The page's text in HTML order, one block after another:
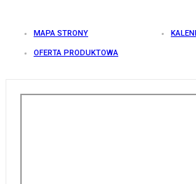
MAPA STRONY
OFERTA PRODUKTOWA